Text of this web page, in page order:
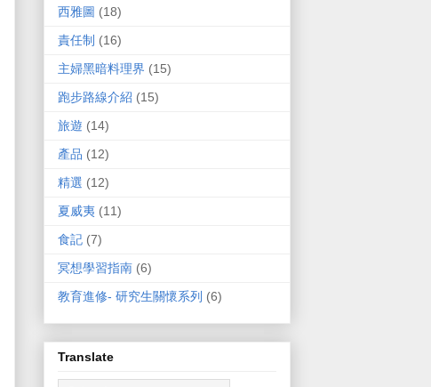
西雅圖 (18)
責任制 (16)
主婦黑暗料理界 (15)
跑步路線介紹 (15)
旅遊 (14)
產品 (12)
精選 (12)
夏威夷 (11)
食記 (7)
冥想學習指南 (6)
教育進修- 研究生關懷系列 (6)
Translate